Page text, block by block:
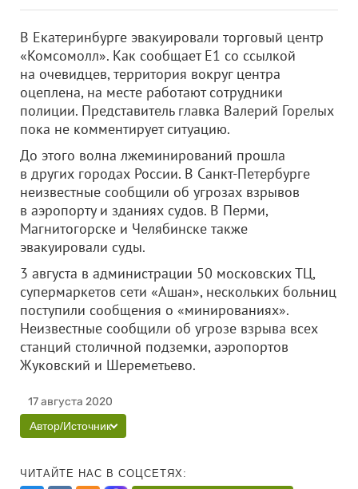
В Екатеринбурге эвакуировали торговый центр
«Комсомолл». Как сообщает E1 со ссылкой
на очевидцев, территория вокруг центра
оцеплена, на месте работают сотрудники
полиции. Представитель главка Валерий Горелых
пока не комментирует ситуацию.
До этого волна лжеминирований прошла
в других городах России. В Санкт-Петербурге
неизвестные сообщили об угрозах взрывов
в аэропорту и зданиях судов. В Перми,
Магнитогорске и Челябинске также
эвакуировали суды.
3 августа в администрации 50 московских ТЦ,
супермаркетов сети «Ашан», нескольких больниц
поступили сообщения о «минированиях».
Неизвестные сообщили об угрозе взрыва всех
станций столичной подземки, аэропортов
Жуковский и Шереметьево.
17 августа 2020
Автор/Источник
ЧИТАЙТЕ НАС В СОЦСЕТЯХ: